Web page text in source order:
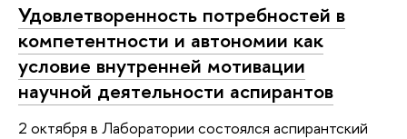
Удовлетворенность потребностей в
компетентности и автономии как
условие внутренней мотивации
научной деятельности аспирантов
2 октября в Лаборатории состоялся аспирантский